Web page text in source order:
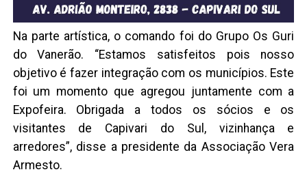
Na parte artística, o comando foi do Grupo Os Guri
do Vanerão. “Estamos satisfeitos pois nosso
objetivo é fazer integração com os municípios. Este
foi um momento que agregou juntamente com a
Expofeira. Obrigada a todos os sócios e os
visitantes de Capivari do Sul, vizinhança e
arredores”, disse a presidente da Associação Vera
Armesto.